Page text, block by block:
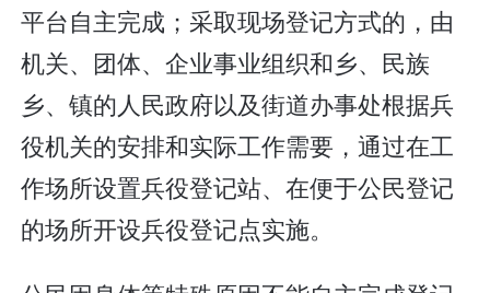
平台自主完成；采取现场登记方式的，由
机关、团体、企业事业组织和乡、民族
乡、镇的人民政府以及街道办事处根据兵
役机关的安排和实际工作需要，通过在工
作场所设置兵役登记站、在便于公民登记
的场所开设兵役登记点实施。